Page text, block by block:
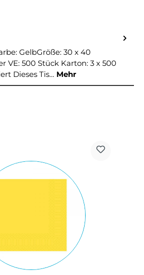
GelbGröße: 30 x 40
VE: 500 Stück Karton: 3 x 500
Dieses Tis… Mehr
überspringen